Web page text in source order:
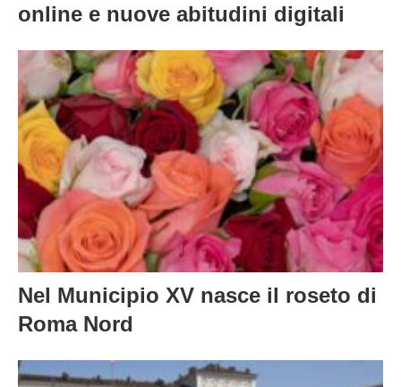
online e nuove abitudini digitali
Nel Municipio XV nasce il roseto di
Roma Nord